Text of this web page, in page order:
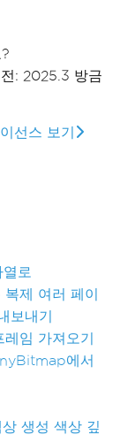
로
제 여러 페이
내기
임 가져오기
에서
생성 색상 깊
: 2025.3 방금
선스 보기